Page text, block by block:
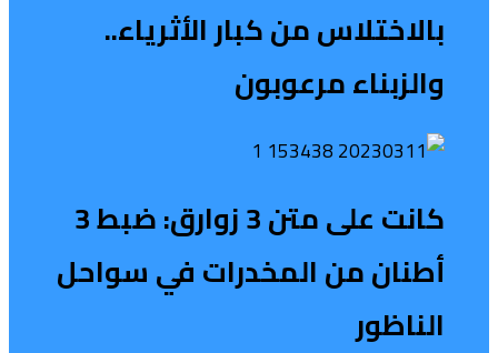
بالاختلاس من كبار الأثرياء..
والزبناء مرعوبون
كانت على متن 3 زوارق: ضبط 3
أطنان من المخدرات في سواحل
الناظور